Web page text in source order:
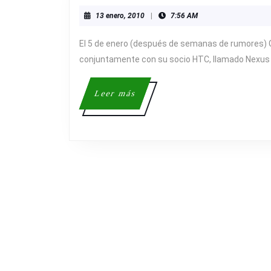
13 enero, 201013
7:56 AM
El 5 de enero (después de semanas de
conjuntamente con su socio HTC, llamado
Leer másLeer
más